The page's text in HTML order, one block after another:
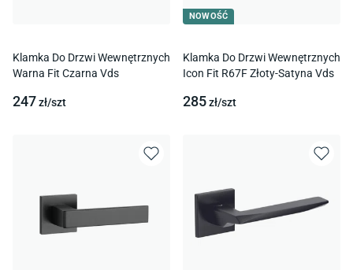
Klamka Do Drzwi Wewnętrznych
Warna Fit Czarna Vds
247zł/szt
NOWOŚĆ
Klamka Do Drzwi Wewnętrznych
Icon Fit R67F Złoty-Satyna Vds
285zł/szt